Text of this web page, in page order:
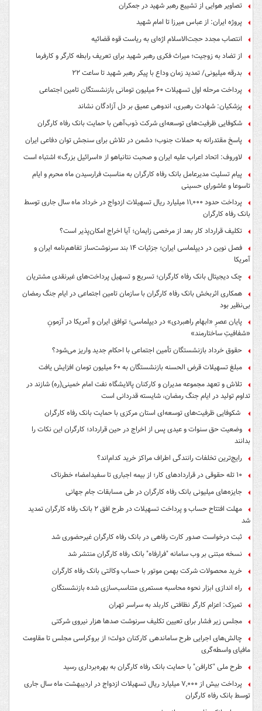
کدام مدل نیسان از همه بهتر است؟
خوشبوترین عطر مردانه برای تابستان
مهارت‌هایی که شانس مهاجرت کاری را بالا می‌برند کدامند؟
راهنمای انتخاب بهترین سروو موتور برای پروژه شما
رأی جدید دیوان عدالت اداری چه می‌گوید؟ نه ابطال کامل مقررات مناطق آزاد، نه
بازگشت قانون کار
مسمومیت ۲۲ کارگر در شهرک صنعتی سعیدآباد گلپایگان بر اثر نشت گاز کلر
اعتراض کارگران عملیاتی نفت مسجدسلیمان به عدم پرداخت حقوق
راهنمای خرید صندلی پشت توری؛ قبل از هزینه کردن این نکات را بدانید
تصاویر هوایی از تشییع رهبر شهید در جمکران
پروژه ایران: از عباس میرزا تا امام شهید
انتصاب مجدد حجت‌الاسلام اژه‌ای به ریاست قوه‌ قضائیه
از تضاد به زوجیت؛ میراث فکری رهبر شهید برای تعریف رابطه کارگر و کارفرما
پزشکیان: شهادت رهبری، اندوهی عمیق بر دل آزادگان نشاند
شکوفایی ظرفیت‌های توسعه‌ای شرکت ذوب‌آهن با حمایت‌ بانک رفاه کارگران
پاسخ مقتدرانه به حملات جنوب؛ دشمن در تلاش برای سنجش توان دفاعی ایران
لاوروف: اتحاد اعراب علیه ایران و صحبت نتانیاهو از «اسرائیل بزرگ» اشتباه است
پیام تسلیت مدیرعامل بانک رفاه کارگران به مناسبت فرارسیدن ماه محرم و ایام
تاسوعا و عاشورای حسینی
پرداخت حدود ۱۱,۰۰۰ میلیارد ریال تسهیلات ازدواج در خرداد ماه سال جاری توسط
بانک رفاه کارگران
تکلیف قرارداد کار بعد از مرخصی زایمان؛ آیا اخراج امکان‌پذیر است؟
فصل نوین در دیپلماسی ایران؛ جزئیات ۱۴ بند سرنوشت‌ساز تفاهم‌نامه ایران و
آمریکا
چک دیجیتال بانک رفاه کارگران؛ تسریع و تسهیل پرداخت‌های غیرنقدی مشتریان
همکاری اثربخش بانک رفاه کارگران با سازمان تامین اجتماعی در ایام جنگ رمضان
بی‌نظیر بود
پایان عصرِ «ابهام راهبردی» در دیپلماسی؛ توافق ایران و آمریکا در آزمونِ
تلاش و تعهد مجموعه مدیران و کارکنان پالایشگاه نفت امام خمینی(ره) شازند در
بدانند
رایج‌ترین تخلفات رانندگی اطراف مراکز خرید کدام‌اند؟
۱۰ تله حقوقی در قراردادهای کار؛ از بیمه اجباری تا سفیدامضاء خطرناک
جایزه‌های میلیونی بانک رفاه کارگران در طی مسابقات جام جهانی
شد
ثبت درخواست صدور کارت رفاهی در بانک رفاه کارگران غیرحضوری شد